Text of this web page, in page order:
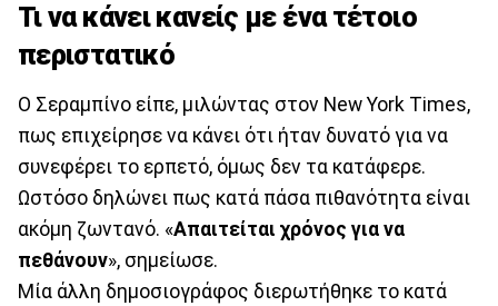
Τι να κάνει κανείς με ένα τέτοιο
περιστατικό
Ο Σεραμπίνο είπε, μιλώντας στον New York Times,
πως επιχείρησε να κάνει ότι ήταν δυνατό για να
συνεφέρει το ερπετό, όμως δεν τα κατάφερε.
Ωστόσο δηλώνει πως κατά πάσα πιθανότητα είναι
ακόμη ζωντανό. «Απαιτείται χρόνος για να
πεθάνουν», σημείωσε.
Μία άλλη δημοσιογράφος διερωτήθηκε το κατά